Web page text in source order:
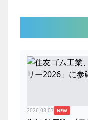
2026-08-07 NEW